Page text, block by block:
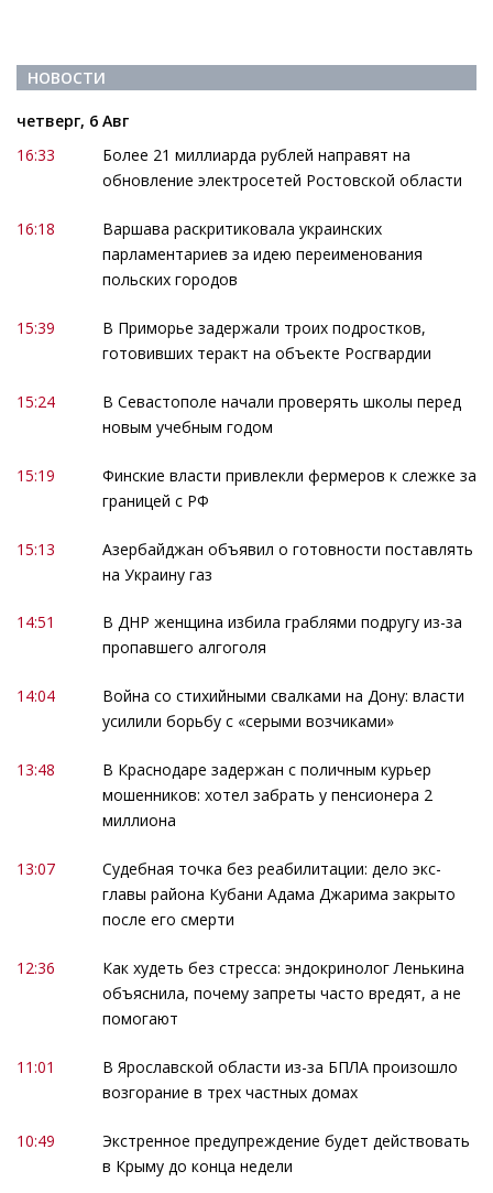
НОВОСТИ
четверг, 6 Авг
16:33
Более 21 миллиарда рублей направят на
обновление электросетей Ростовской области
16:18
Варшава раскритиковала украинских
парламентариев за идею переименования
польских городов
15:39
В Приморье задержали троих подростков,
готовивших теракт на объекте Росгвардии
15:24
В Севастополе начали проверять школы перед
новым учебным годом
15:19
Финские власти привлекли фермеров к слежке за
границей с РФ
15:13
Азербайджан объявил о готовности поставлять
на Украину газ
14:51
В ДНР женщина избила граблями подругу из-за
пропавшего алгоголя
14:04
Война со стихийными свалками на Дону: власти
усилили борьбу с «серыми возчиками»
13:48
В Краснодаре задержан с поличным курьер
мошенников: хотел забрать у пенсионера 2
миллиона
13:07
Судебная точка без реабилитации: дело экс-
главы района Кубани Адама Джарима закрыто
после его смерти
12:36
Как худеть без стресса: эндокринолог Ленькина
объяснила, почему запреты часто вредят, а не
помогают
11:01
В Ярославской области из-за БПЛА произошло
возгорание в трех частных домах
10:49
Экстренное предупреждение будет действовать
в Крыму до конца недели